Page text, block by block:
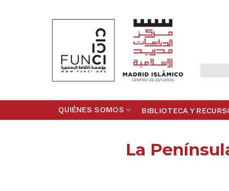
QUIÉNES SOMOS BIBLIOTECA Y
La